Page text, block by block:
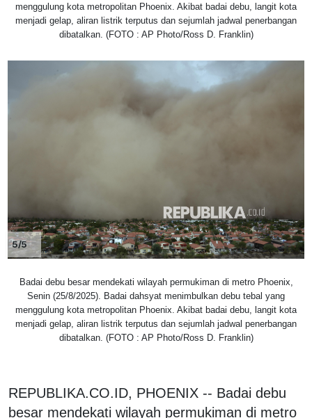
menggulung kota metropolitan Phoenix. Akibat badai debu, langit kota
menjadi gelap, aliran listrik terputus dan sejumlah jadwal penerbangan
dibatalkan. (FOTO : AP Photo/Ross D. Franklin)
5/5
Badai debu besar mendekati wilayah permukiman di metro Phoenix,
Senin (25/8/2025). Badai dahsyat menimbulkan debu tebal yang
menggulung kota metropolitan Phoenix. Akibat badai debu, langit kota
menjadi gelap, aliran listrik terputus dan sejumlah jadwal penerbangan
dibatalkan. (FOTO : AP Photo/Ross D. Franklin)
REPUBLIKA.CO.ID, PHOENIX -- Badai debu
besar mendekati wilayah permukiman di metro